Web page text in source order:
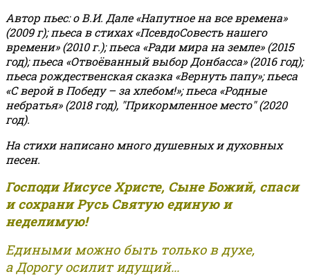
Автор пьес: о В.И. Дале «Напутное на все времена»
(2009 г); пьеса в стихах «ПсевдоСовесть нашего
времени» (2010 г.); пьеса «Ради мира на земле» (2015
год); пьеса «Отвоёванный выбор Донбасса» (2016 год);
пьеса рождественская сказка «Вернуть папу»; пьеса
«С верой в Победу – за хлебом!»;пьеса «Родные
небратья» (2018 год), "Прикормленное место" (2020
год).
На стихи написано много душевных и духовных
песен.
Господи Иисусе Христе, Сыне Божий, спаси
и сохрани Русь Святую единую и
неделимую!
Едиными можно быть только в духе,
а Дорогу осилит идущий...